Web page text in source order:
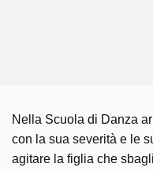
Nella Scuola di Danza
con la sua severità e le
agitare la figlia che